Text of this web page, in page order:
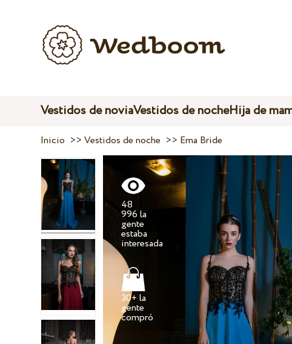
Vestidos de noviaVestidos de nocheHija de
Inicio >>Vestidos de noche >> Ema Bride
48
996 la
gente
estaba
30+ la
gente